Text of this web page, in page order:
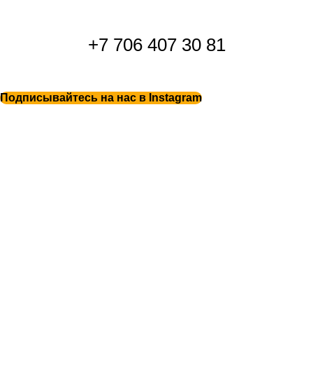
+7 706 407 30 81
Подписывайтесь на нас в Instagram